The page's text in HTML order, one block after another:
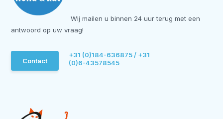
Wij mailen u binnen 24 uur terug met een
antwoord op uw vraag!
Contact
+31 (0)184-636875 / +31
(0)6-43578545